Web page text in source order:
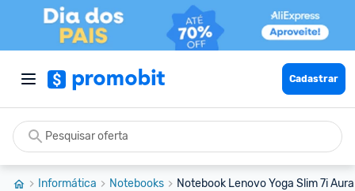
Cadastrar
Informática Notebooks Notebook Lenovo Yoga Slim 7i